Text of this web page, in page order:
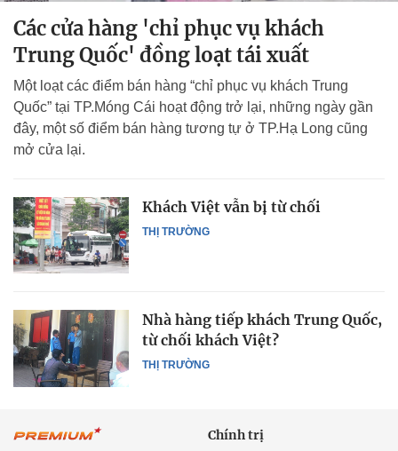
Các cửa hàng 'chỉ phục vụ khách
Trung Quốc' đồng loạt tái xuất
Một loạt các điểm bán hàng “chỉ phục vụ khách Trung
Quốc” tại TP.Móng Cái hoạt động trở lại, những ngày gần
đây, một số điểm bán hàng tương tự ở TP.Hạ Long cũng
mở cửa lại.
THỊ TRƯỜNG
Khách Việt vẫn bị từ chối
THỊ TRƯỜNG
Nhà hàng tiếp khách Trung Quốc,
từ chối khách Việt?
Chính trị